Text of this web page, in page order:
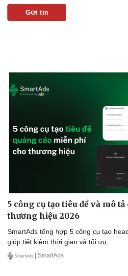
Kinh tế
Gửi tin
5 công cụ tạo tiêu đề và mô
thương hiệu 2026
SmartAds tổng hợp 5 công cụ tạo
giúp tiết kiệm thời gian và tối ưu.
| SmartAds